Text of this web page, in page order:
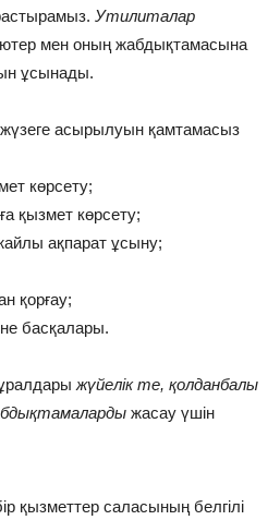
Утилиталар
мен оның жабдықтамасына
ұсынады.
жүзеге асырылуын қамтамасыз
көрсету;
қызмет көрсету;
ақпарат ұсыну;
қорғау;
басқалары.
жүйелік те, қолданбалы
жасау үшін
қызметтер саласының белгілі